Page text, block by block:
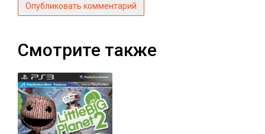
Опубликовать комментарий
Смотрите также